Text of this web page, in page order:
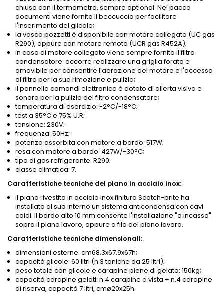
chiuso con il termometro, sempre optional. Nel pacco
documenti viene fornito il beccuccio per facilitare
l'inserimento del glicole;
la vasca pozzetti è disponibile con motore collegato (UC gas
R290), oppure con motore remoto (UCR gas R452A);
in caso di motore collegato viene sempre fornito il filtro
condensatore: occorre realizzare una griglia forata e
amovibile per consentire l'aerazione del motore e l'accesso
al filtro per la sua rimozione e pulizia;
il pannello comandi elettronico è dotato di allerta visiva e
sonora per la pulizia del filtro condensatore;
temperatura di esercizio: -2°C/-18°C;
test a 35°C e 75% U.R;
tensione: 230V;
frequenza: 50Hz;
potenza assorbita con motore a bordo: 517W;
resa con motore a bordo: 427W/-30°C;
tipo di gas refrigerante: R290;
classe climatica: 7.
Caratteristiche tecniche del piano in acciaio inox:
il piano rivestito in acciaio inox finitura Scotch-brite ha
installato al suo interno un sistema anticondensa con cavi
caldi. Il bordo alto 10 mm consente l'installazione "a incasso"
sopra il piano lavoro, oppure a filo del piano lavoro.
Caratteristiche tecniche dimensionali:
dimensioni esterne: cm68.3x67.9x67h;
capacità glicole: 60 litri (n.3 taniche da 25 litri);
peso totale con glicole e carapine piene di gelato: 150kg;
capacità carapine gelati: n.4 carapine a vista + n.4 carapine
di riserva, capacità 7 litri, cmø20x25h.